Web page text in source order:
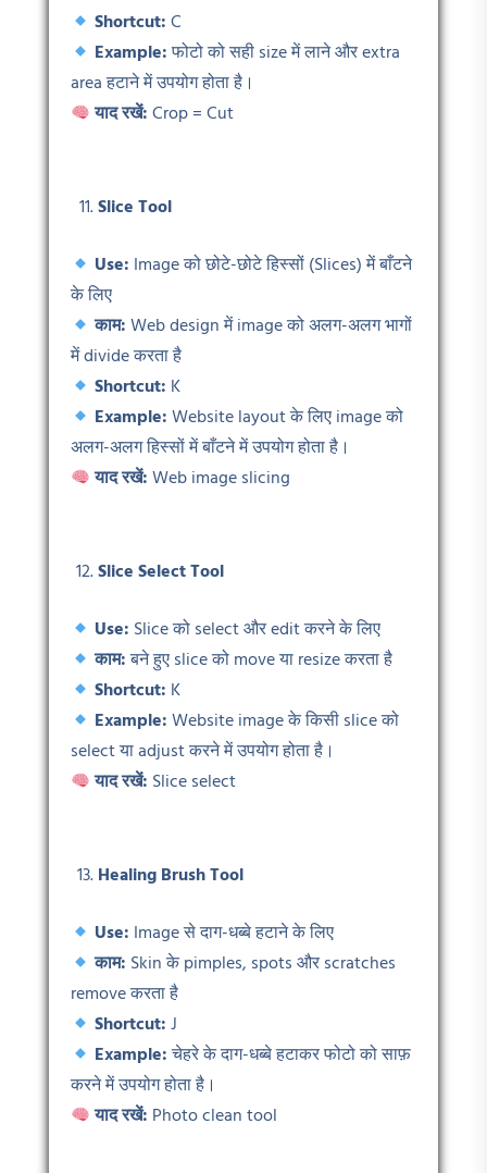
Shortcut:C
Example:फोटो को सही size में लाने और extra
area हटाने में उपयोग होता है।
याद रखें:Crop = Cut
Slice Tool
Use: Image को छोटे-छोटे हिस्सों (Slices) में बाँटने
के लिए
काम:Web design में image को अलग-अलग भागों
में divide करता है
Shortcut: K
Example:Website layout के लिए image को
अलग-अलग हिस्सों में बाँटने में उपयोग होता है।
याद रखें:Web image slicing
Slice Select Tool
Use: Slice को select और edit करने के लिए
काम:बने हुए slice को move या resize करता है
Shortcut: K
Example:Website image के किसी slice को
select या adjust करने में उपयोग होता है।
याद रखें: Slice select
Healing Brush Tool
Use: Image से दाग-धब्बे हटाने के लिए
काम: Skin के pimples, spots और scratches
remove करता है
Shortcut:J
Example:चेहरे के दाग-धब्बे हटाकर फोटो को साफ़
करने में उपयोग होता है।
याद रखें: Photo clean tool